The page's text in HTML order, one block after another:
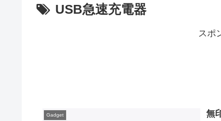
USB急速充電器
スポ
Gadget
無